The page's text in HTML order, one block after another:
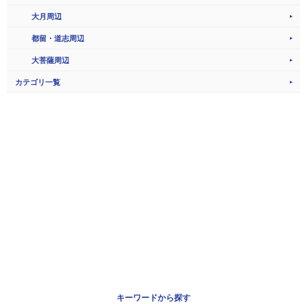
大月周辺
都留・道志周辺
大菩薩周辺
カテゴリ一覧
キーワードから探す